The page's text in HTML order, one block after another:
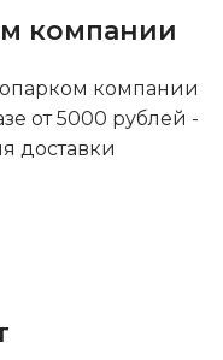
компании
компании
от 5000 рублей -
доставки